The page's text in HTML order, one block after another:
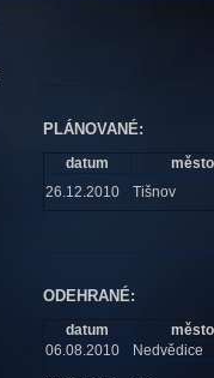
PLÁNOVANÉ:
datum
město
26.12.2010
Tišnov
ODEHRANÉ:
datum
město
06.08.2010
Nedvědice